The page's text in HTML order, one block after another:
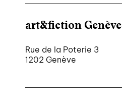
art&fiction Genève
Rue de la Poterie 3
1202 Genève